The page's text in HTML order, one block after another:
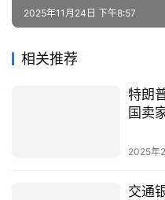
2025年11月24日 下午8:57
相关推荐
特朗
国卖
2025年
交通